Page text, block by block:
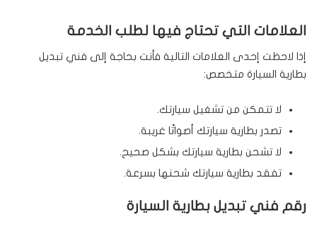
العلامات التي تحتاج فيها لطلب الخدمة
إذا لاحظت إحدى العلامات التالية فأنت بحاجة إلى فني تبديل
بطارية السيارة متخصص:
لا تتمكن من تشغيل سيارتك.
تصدر بطارية سيارتك أصواتًا غريبة.
لا تشحن بطارية سيارتك بشكل صحيح.
تفقد بطارية سيارتك شحنها بسرعة.
رقم فني تبديل بطارية السيارة